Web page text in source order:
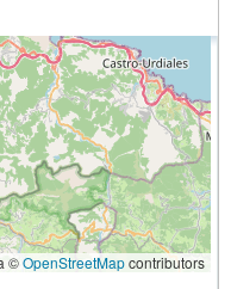
©OpenStreetMapcontributors